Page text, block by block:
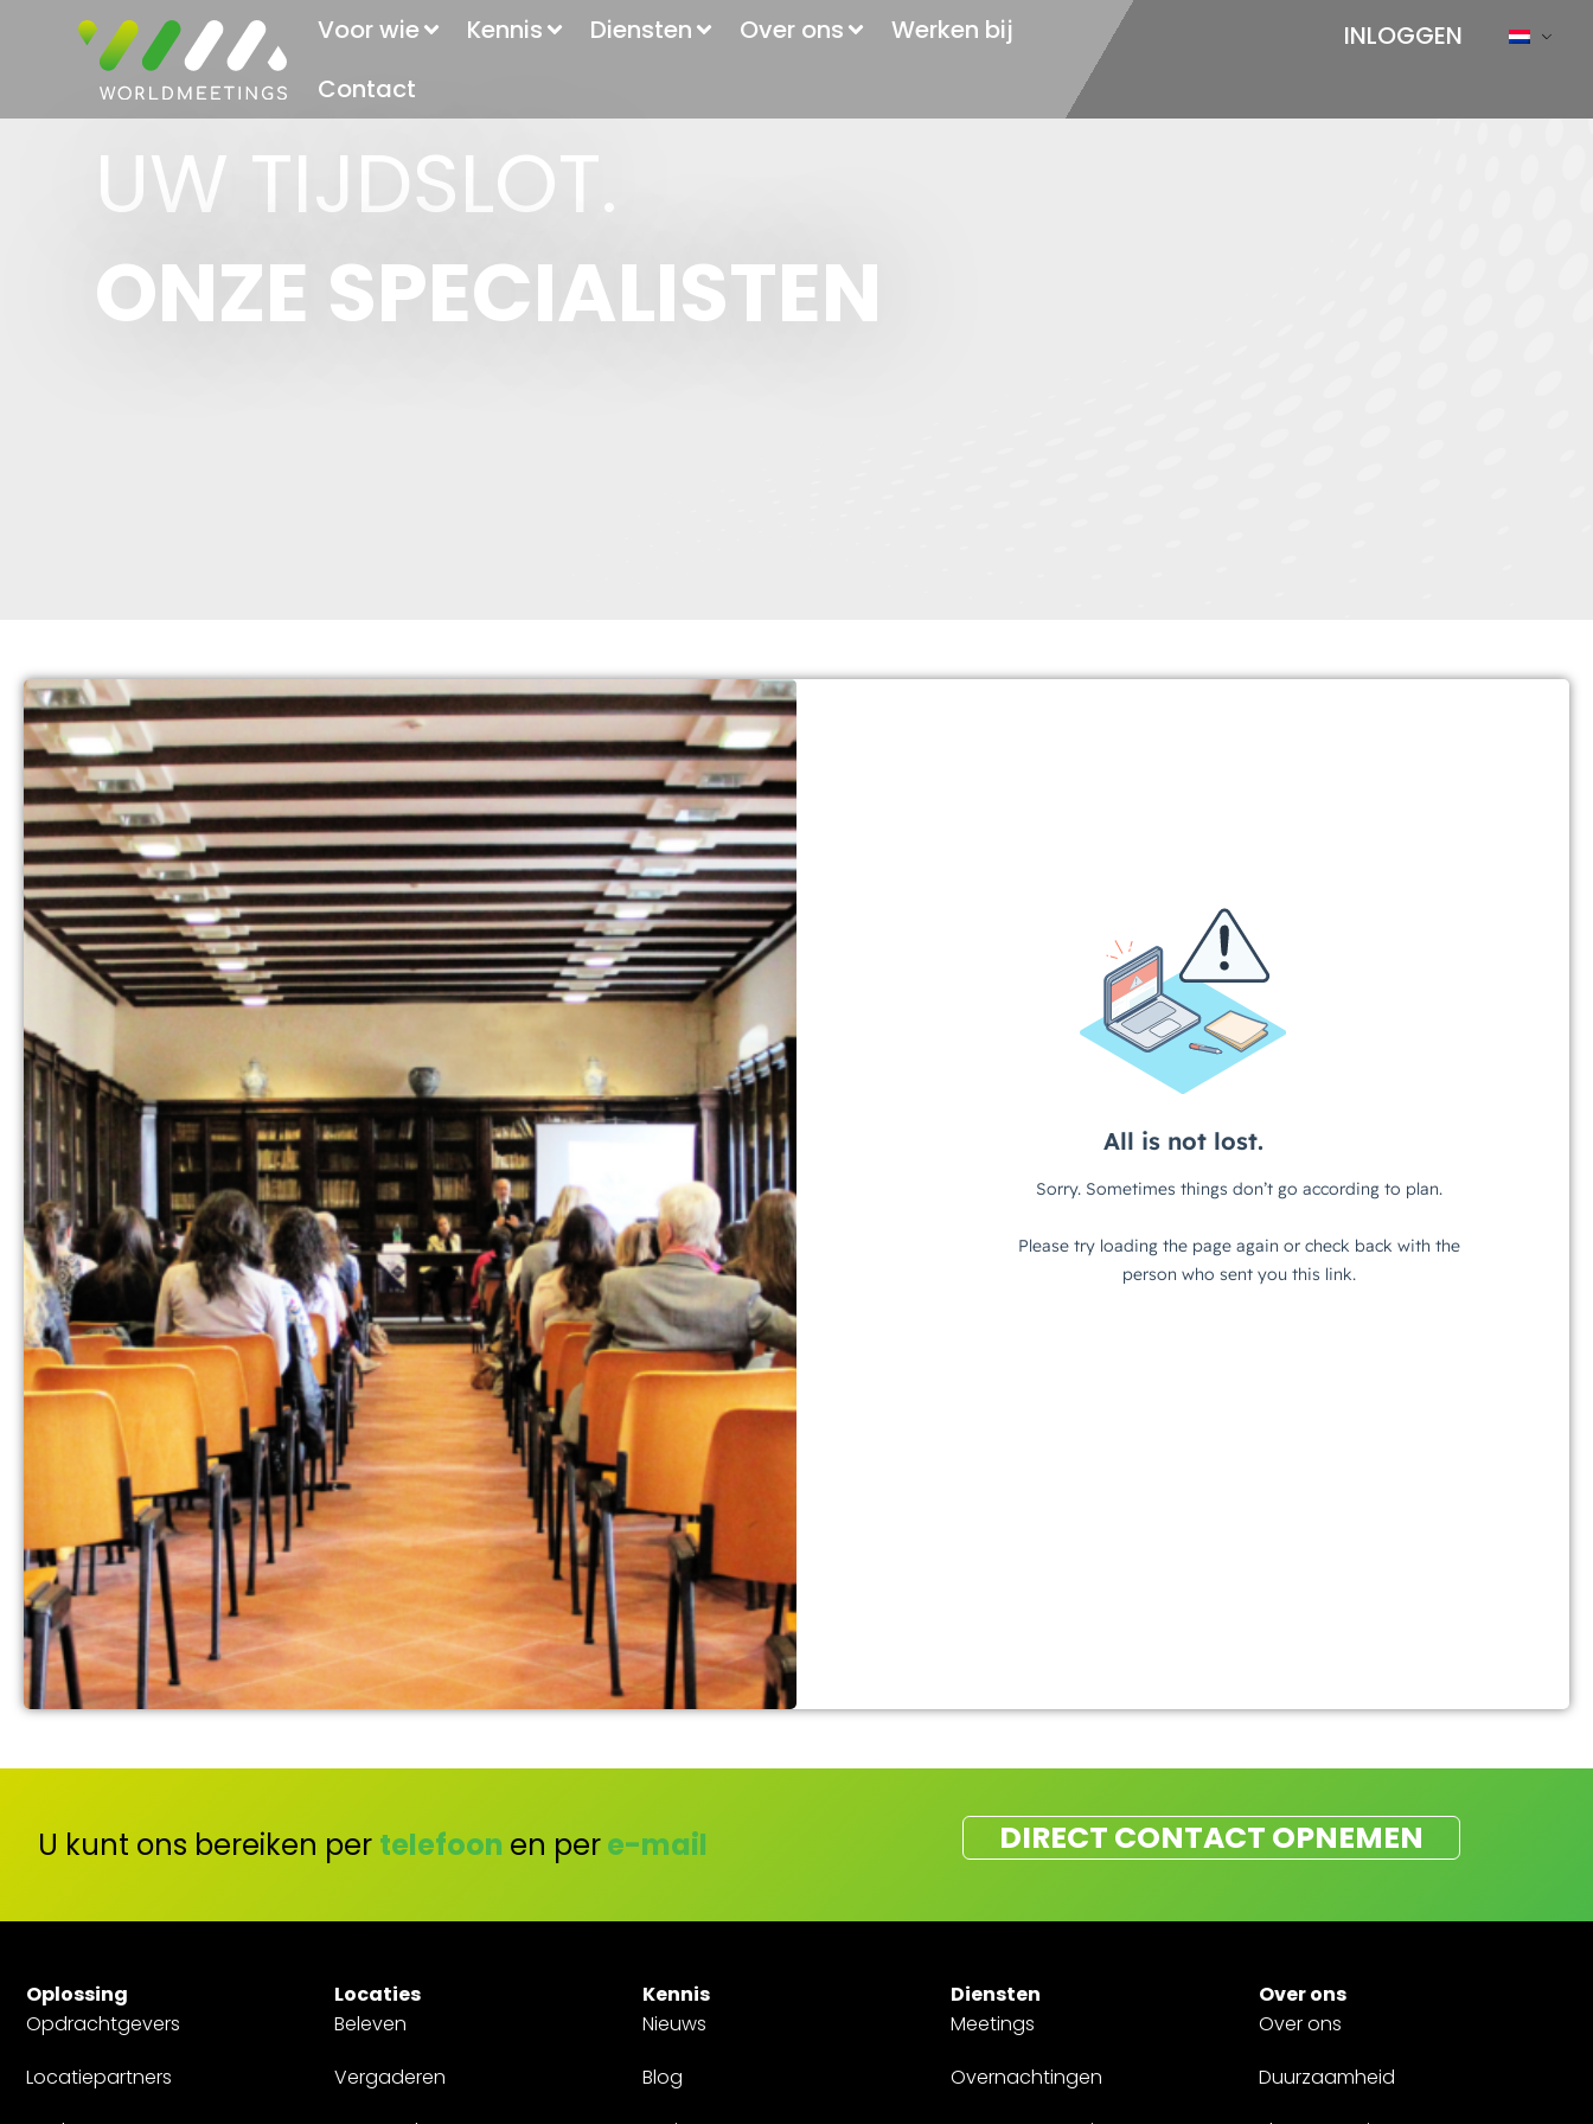
INLOGGEN
Voor wie Kennis Diensten Over ons
Werken bij
Contact
UW TIJDSLOT.
ONZE SPECIALISTEN
U kunt ons bereiken per telefoon en pere-mail DIRECT CONTACT OPNEMEN
Oplossing
Opdrachtgevers
Locatiepartners
Locaties
Beleven
Vergaderen
Kennis
Nieuws
Blog
Diensten
Meetings
Overnachtingen
Over ons
Over ons
Duurzaamheid